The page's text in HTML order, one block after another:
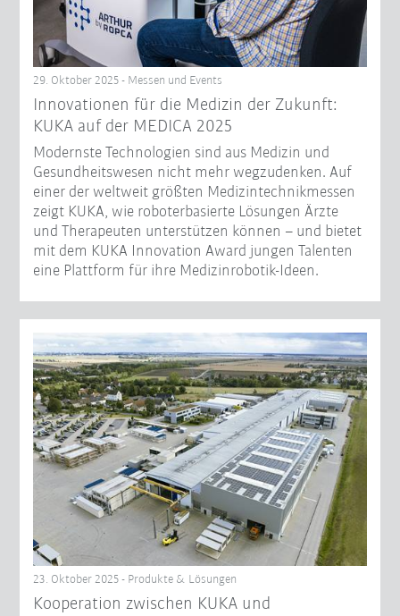
29. Oktober 2025 - Messen und Events
Innovationen für die Medizin der Zukunft:
KUKA auf der MEDICA 2025
Modernste Technologien sind aus Medizin und
Gesundheitswesen nicht mehr wegzudenken. Auf
einer der weltweit größten Medizintechnikmessen
zeigt KUKA, wie roboterbasierte Lösungen Ärzte
und Therapeuten unterstützen können – und bietet
mit dem KUKA Innovation Award jungen Talenten
eine Plattform für ihre Medizinrobotik-Ideen.
23. Oktober 2025 - Produkte & Lösungen
Kooperation zwischen KUKA und